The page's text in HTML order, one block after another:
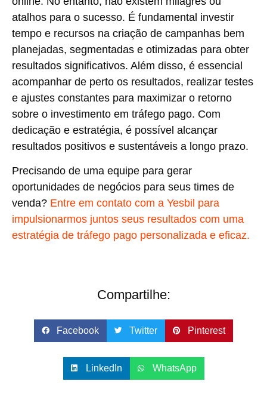
atalhos para o sucesso. É fundamental investir
tempo e recursos na criação de campanhas bem
planejadas, segmentadas e otimizadas para obter
resultados significativos. Além disso, é essencial
acompanhar de perto os resultados, realizar testes
e ajustes constantes para maximizar o retorno
sobre o investimento em tráfego pago. Com
dedicação e estratégia, é possível alcançar
resultados positivos e sustentáveis a longo prazo.
Precisando de uma equipe para gerar
oportunidades de negócios para seus times de
venda? Entre em contato com a Yesbil para
impulsionarmos juntos seus resultados com uma
estratégia de tráfego pago personalizada e eficaz.
Compartilhe:
Facebook Twitter Pinterest
LinkedIn WhatsApp